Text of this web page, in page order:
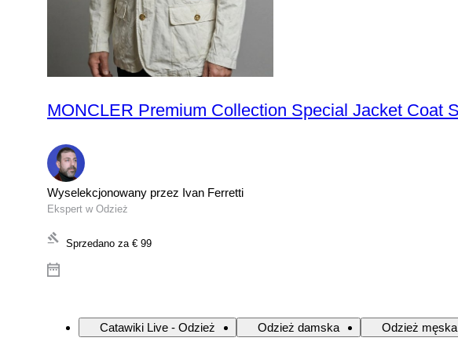
Wyselekcjonowany przez Ivan Ferretti
Ekspert w Odzież
Sprzedano za € 99
Catawiki Live - Odzież Odzież damska Odzież męska